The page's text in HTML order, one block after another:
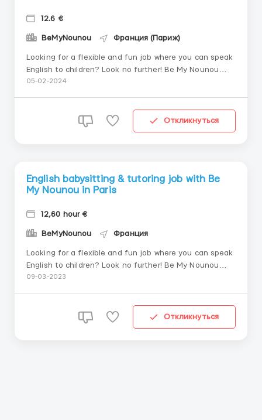
12.6 €
BeMyNounou Франция (Париж)
Looking for a flexible and fun job where you can speak
English to children? Look no further! Be My Nounou
changes the game by promoting an innovative, fun
#InFunWeTrust Your role as an English-...
05-02-2024
Откликнуться
English babysitting & tutoring job with Be
My Nounou in Paris
12,60 hour €
BeMyNounou Франция
Looking for a flexible and fun job where you can speak
English to children? Look no further! Be My Nounou
changes the game by promoting an innovative, fun
#InFunWeTrust Your role as an English-speakin...
09-03-2023
Откликнуться